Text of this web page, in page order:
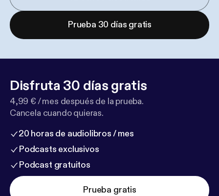
Prueba 30 días gratis
Disfruta 30 días gratis
4,99 € / mes después de la prueba.
Cancela cuando quieras.
20 horas de audiolibros / mes
Podcasts exclusivos
Podcast gratuitos
Prueba gratis